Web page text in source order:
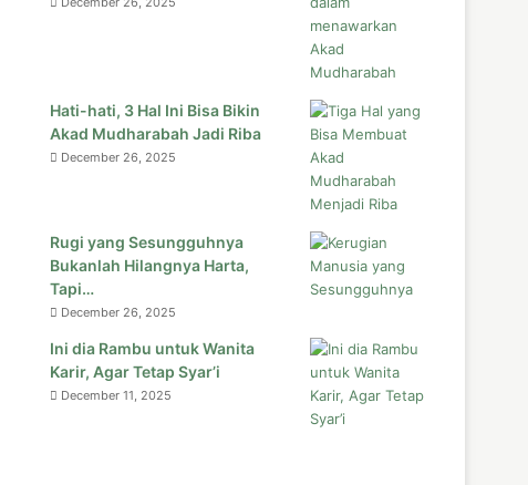
Hati-hati, 3 Hal Ini Bisa Bikin
Akad Mudharabah Jadi Riba
December 26, 2025
Rugi yang Sesungguhnya
Bukanlah Hilangnya Harta,
Tapi…
December 26, 2025
Ini dia Rambu untuk Wanita
Karir, Agar Tetap Syar’i
December 11, 2025